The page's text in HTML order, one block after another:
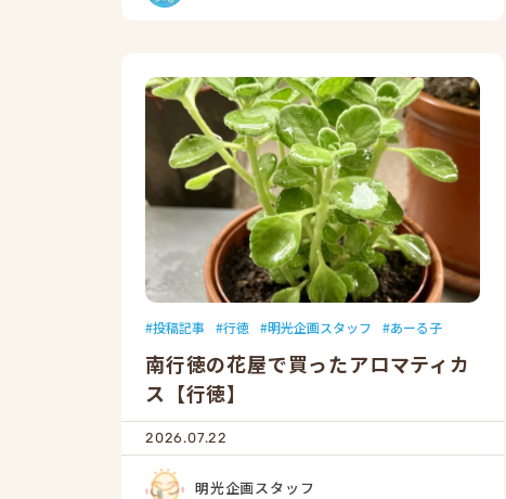
投稿記事 行徳 明光企画スタッフ あーる子
南行徳の花屋で買ったアロマティカ
ス【行徳】
2026.07.22
明光企画スタッフ